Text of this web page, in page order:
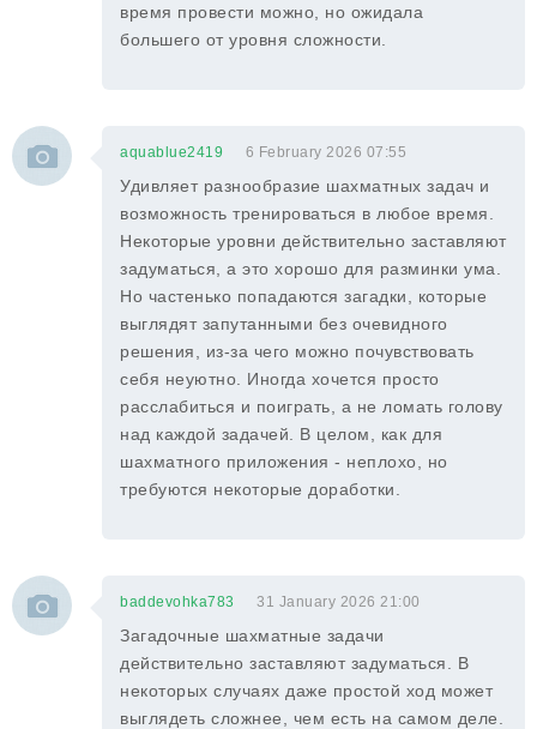
время провести можно, но ожидала
большего от уровня сложности.
aquablue2419 6 February 2026 07:55
Удивляет разнообразие шахматных задач и
возможность тренироваться в любое время.
Некоторые уровни действительно заставляют
задуматься, а это хорошо для разминки ума.
Но частенько попадаются загадки, которые
выглядят запутанными без очевидного
решения, из-за чего можно почувствовать
себя неуютно. Иногда хочется просто
расслабиться и поиграть, а не ломать голову
над каждой задачей. В целом, как для
шахматного приложения - неплохо, но
требуются некоторые доработки.
baddevohka783 31 January 2026 21:00
Загадочные шахматные задачи
действительно заставляют задуматься. В
некоторых случаях даже простой ход может
выглядеть сложнее, чем есть на самом деле.